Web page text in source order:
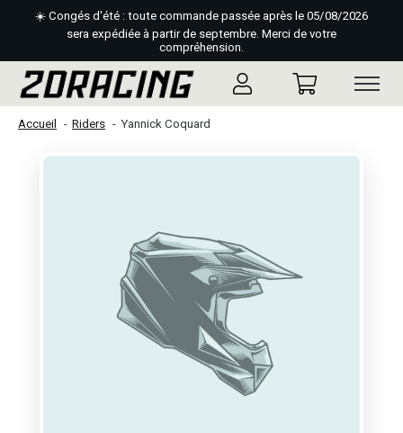
☀️ Congés d'été : toute commande passée après le 05/08/2026
sera expédiée à partir de septembre. Merci de votre
compréhension.
Accueil Riders Yannick Coquard